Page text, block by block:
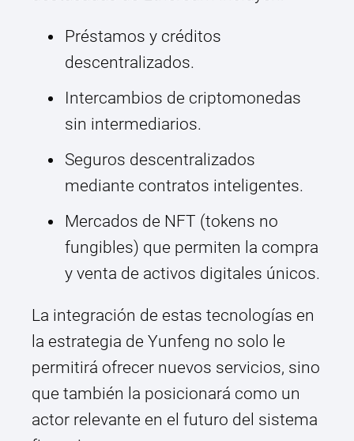
Préstamos y créditos
descentralizados.
Intercambios de criptomonedas
sin intermediarios.
Seguros descentralizados
mediante contratos inteligentes.
Mercados de NFT (tokens no
fungibles) que permiten la compra
y venta de activos digitales únicos.
La integración de estas tecnologías en
la estrategia de Yunfeng no solo le
permitirá ofrecer nuevos servicios, sino
que también la posicionará como un
actor relevante en el futuro del sistema